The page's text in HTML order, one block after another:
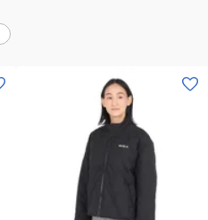
ス)QUILTING